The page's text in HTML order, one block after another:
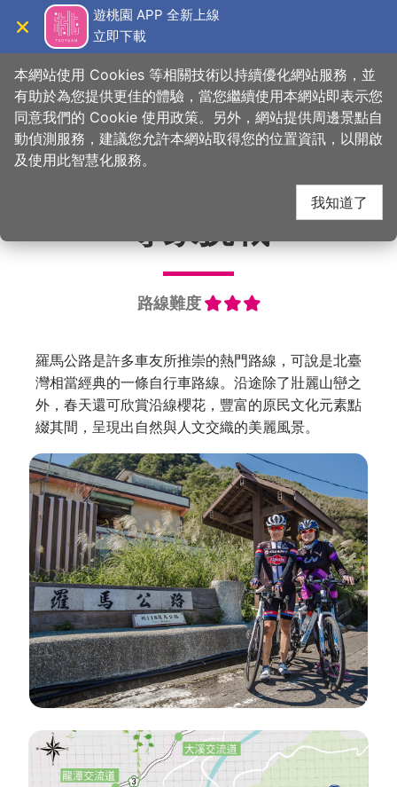
主
遊桃園 APP 全新上線
立即下載
首頁 > 想做的事 > 戶外運動 > 單車旅行
羅馬公路自行車路線
專家挑戰
路線難度
羅馬公路是許多車友所推崇的熱門路線，可說是北臺
灣相當經典的一條自行車路線。沿途除了壯麗山巒之
外，春天還可欣賞沿線櫻花，豐富的原民文化元素點
綴其間，呈現出自然與人文交織的美麗風景。
本網站使用 Cookies 等相關技術以持續優化網站服務，並
有助於為您提供更佳的體驗，當您繼續使用本網站即表示您
同意我們的 Cookie 使用政策。另外，網站提供周邊景點自
動偵測服務，建議您允許本網站取得您的位置資訊，以開啟
及使用此智慧化服務。
我知道了